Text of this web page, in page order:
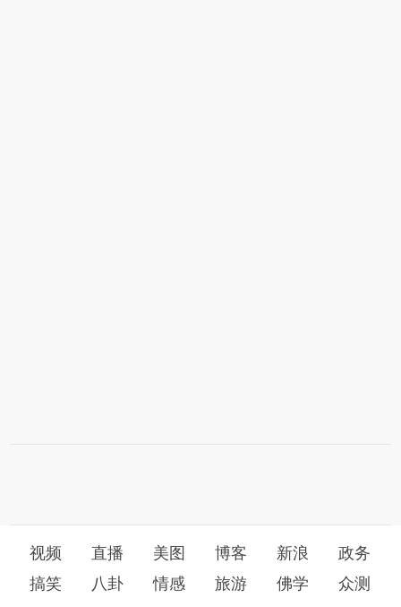
视频 直播 美图 博客 新浪
政务
搞笑
八卦 情感 旅游 佛学 众测